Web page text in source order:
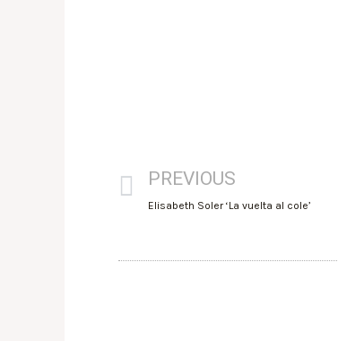
PREVIOUS
Elisabeth Soler ‘La vuelta al cole’